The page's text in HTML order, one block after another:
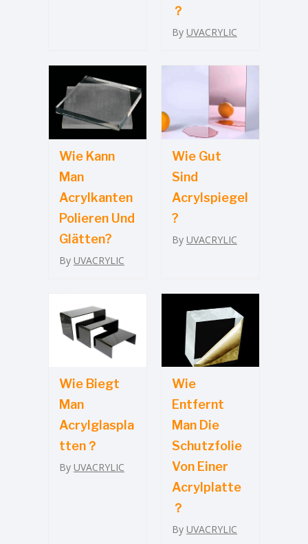
？
By UVACRYLIC
Wie Kann
Man
Acrylkanten
Polieren Und
Glätten?
By UVACRYLIC
Wie Gut
Sind
Acrylspiegel
?
By UVACRYLIC
Wie Biegt
Man
Acrylglaspla
Tten？
By UVACRYLIC
Wie
Entfernt
Man Die
Schutzfolie
Von Einer
Acrylplatte
？
By UVACRYLIC